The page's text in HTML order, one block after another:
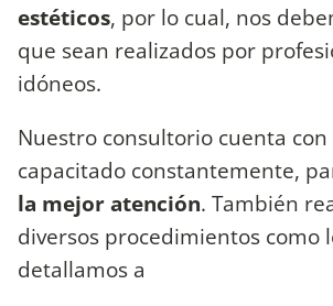
estéticos, por lo cual, nos
que sean realizados por
idóneos.
Nuestro consultorio cuenta
capacitado constantemente,
la mejor atención. También
diversos procedimientos como
detallamos a